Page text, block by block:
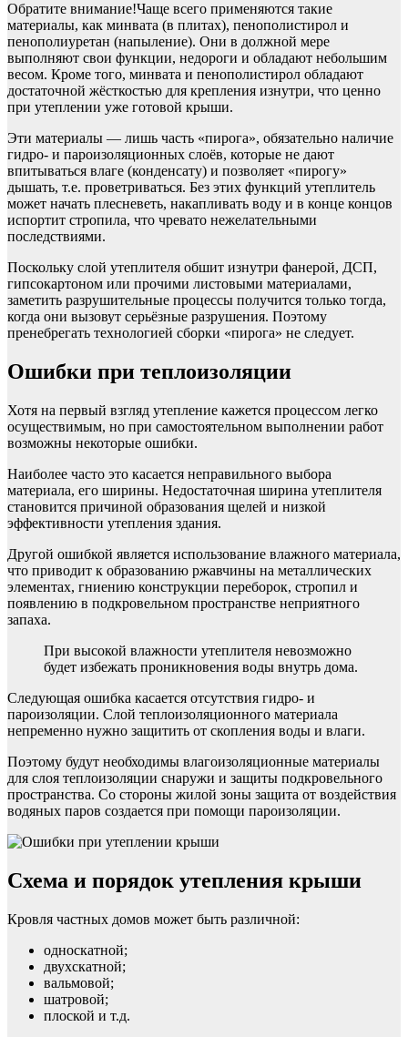
Обратите внимание!Чаще всего применяются такие
материалы, как минвата (в плитах), пенополистирол и
пенополиуретан (напыление). Они в должной мере
выполняют свои функции, недороги и обладают небольшим
весом. Кроме того, минвата и пенополистирол обладают
достаточной жёсткостью для крепления изнутри, что ценно
при утеплении уже готовой крыши.
Эти материалы — лишь часть «пирога», обязательно наличие
гидро- и пароизоляционных слоёв, которые не дают
впитываться влаге (конденсату) и позволяет «пирогу»
дышать, т.е. проветриваться. Без этих функций утеплитель
может начать плесневеть, накапливать воду и в конце концов
испортит стропила, что чревато нежелательными
последствиями.
Поскольку слой утеплителя обшит изнутри фанерой, ДСП,
гипсокартоном или прочими листовыми материалами,
заметить разрушительные процессы получится только тогда,
когда они вызовут серьёзные разрушения. Поэтому
пренебрегать технологией сборки «пирога» не следует.
Ошибки при теплоизоляции
Хотя на первый взгляд утепление кажется процессом легко
осуществимым, но при самостоятельном выполнении работ
возможны некоторые ошибки.
Наиболее часто это касается неправильного выбора
материала, его ширины. Недостаточная ширина утеплителя
становится причиной образования щелей и низкой
эффективности утепления здания.
Другой ошибкой является использование влажного материала,
что приводит к образованию ржавчины на металлических
элементах, гниению конструкции переборок, стропил и
появлению в подкровельном пространстве неприятного
запаха.
При высокой влажности утеплителя невозможно
будет избежать проникновения воды внутрь дома.
Следующая ошибка касается отсутствия гидро- и
пароизоляции. Слой теплоизоляционного материала
непременно нужно защитить от скопления воды и влаги.
Поэтому будут необходимы влагоизоляционные материалы
для слоя теплоизоляции снаружи и защиты подкровельного
пространства. Со стороны жилой зоны защита от воздействия
водяных паров создается при помощи пароизоляции.
Схема и порядок утепления крыши
Кровля частных домов может быть различной:
односкатной;
двухскатной;
вальмовой;
шатровой;
плоской и т.д.